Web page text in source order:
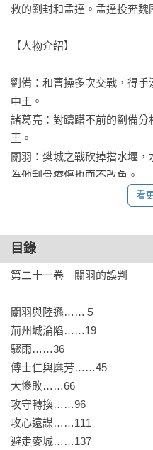
救的劉封和孟達。孟達投奔魏
【人物介紹】
劉備：和曹操多次交戰，得
中王。
諸葛亮：對躊躇不前的劉備
王。
關羽：樊城之戰砍掉擋水堰
為他刮骨療傷也面不改色。
曹操：楊修逕自解釋「雞肋
司馬懿獻策鼓動吳出兵攻蜀。
呂蒙：暗忖不敵關羽完美防備
【關聯紀事】
◎作者橫山光輝以本作於1991
優秀獎。
◎自1971年開始連載至1986
響，全球累計發行逾7,000萬
遊戲。
看
目錄
第二十一卷　關羽的誤判
關羽與陸遜……５
荊州城淪陷……19
驟雨……36
傅士仁與糜芳……45
大慘敗……66
攻守轉換……96
攻心遠謀……111
避走麥城……137